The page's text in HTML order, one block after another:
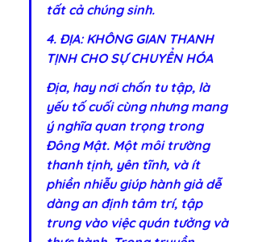
tất cả chúng sinh.
4. ĐỊA: KHÔNG GIAN THANH
TỊNH CHO SỰ CHUYỂN HÓA
Địa, hay nơi chốn tu tập, là
yếu tố cuối cùng nhưng mang
ý nghĩa quan trọng trong
Đông Mật. Một môi trường
thanh tịnh, yên tĩnh, và ít
phiền nhiễu giúp hành giả dễ
dàng an định tâm trí, tập
trung vào việc quán tưởng và